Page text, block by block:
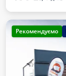
Рекомендуємо